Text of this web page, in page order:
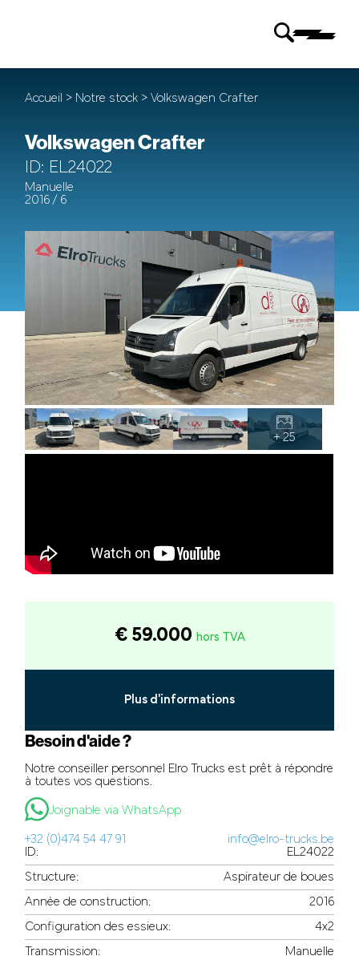
Volkswagen Crafter
ID: EL24022
Manuelle
2016 / 6
Accueil > Notre stock > Volkswagen Crafter
+ 25
€ 59.000 hors TVA
Plus d'informations
Besoin d'aide ?
Notre conseiller personnel Elro Trucks est prêt à répondre
à toutes vos questions.
Joignable via WhatsApp
+32 (0)474 54 47 91
info@elro-trucks.be
ID:
EL24022
Structure:
Aspirateur de boues
Année de construction:
2016
Configuration des essieux:
4x2
Transmission:
Manuelle